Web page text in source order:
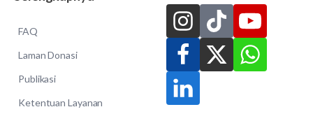
FAQ
Laman Donasi
Publikasi
Ketentuan Layanan